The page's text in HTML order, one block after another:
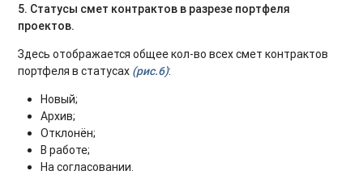
5. Статусы смет контрактов в разрезе портфеля
проектов.
Здесь отображается общее кол-во всех смет контрактов
портфеля в статусах (рис.6):
Новый;
Архив;
Отклонён;
В работе;
На согласовании.